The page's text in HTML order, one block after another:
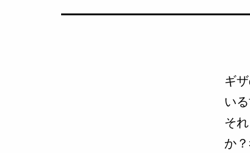
ギ
い
そ
か